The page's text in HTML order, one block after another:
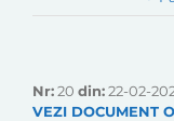
Nr:20 din:22-02-
VEZI DOCUMENT